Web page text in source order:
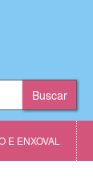
E ENXOVAL